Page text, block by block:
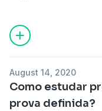
August 14, 2020
Como estudar
prova definida?